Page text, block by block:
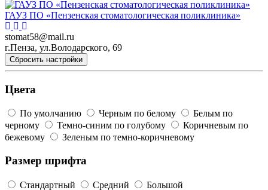
ГАУЗ ПО «Пензенская стоматологическая поликлиника»
stomat58@mail.ru
г.Пенза, ул.Володарского, 69
Сбросить настройки
Цвета
По умолчанию Черным по белому
Белым по
черному
Темно-синим по голубому
Коричневым по
бежевому
Зеленым по темно-коричневому
Размер шрифта
Стандартный Средний Большой